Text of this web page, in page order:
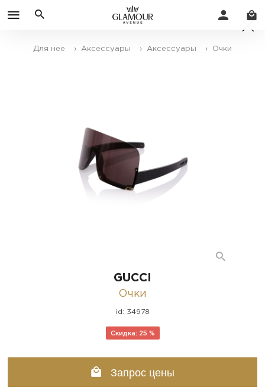
Для нее › Аксессуары › Аксессуары › Очки
GUCCI
Очки
id: 34978
Скидка: 25 %
Запрос цены